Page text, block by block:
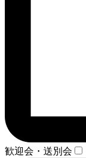
歓迎会・送別会